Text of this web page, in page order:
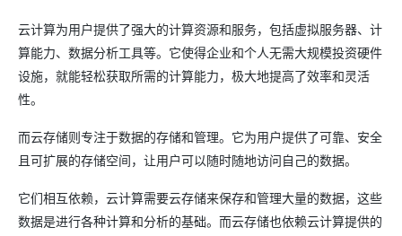
云计算为用户提供了强大的计算资源和服务，包括虚拟服务器、计
算能力、数据分析工具等。它使得企业和个人无需大规模投资硬件
设施，就能轻松获取所需的计算能力，极大地提高了效率和灵活
性。
而云存储则专注于数据的存储和管理。它为用户提供了可靠、安全
且可扩展的存储空间，让用户可以随时随地访问自己的数据。
它们相互依赖，云计算需要云存储来保存和管理大量的数据，这些
数据是进行各种计算和分析的基础。而云存储也依赖云计算提供的